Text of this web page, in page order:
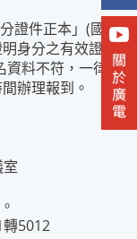
證件正本」(國民
身分之有效證件
資料不符，一律不
辦理報到。
5012